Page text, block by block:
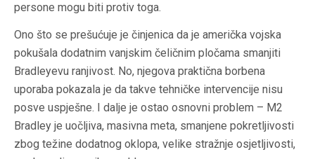
persone mogu biti protiv toga.
Ono što se prešućuje je činjenica da je američka vojska
pokušala dodatnim vanjskim čeličnim pločama smanjiti
Bradleyevu ranjivost. No, njegova praktična borbena
uporaba pokazala je da takve tehničke intervencije nisu
posve uspješne. I dalje je ostao osnovni problem – M2
Bradley je uočljiva, masivna meta, smanjene pokretljivosti
zbog težine dodatnog oklopa, velike stražnje osjetljivosti,